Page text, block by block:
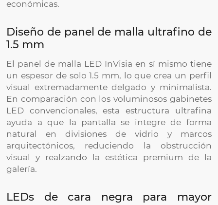
económicas.
Diseño de panel de malla ultrafino de
1.5 mm
El panel de malla LED InVisia en sí mismo tiene
un espesor de solo 1.5 mm, lo que crea un perfil
visual extremadamente delgado y minimalista.
En comparación con los voluminosos gabinetes
LED convencionales, esta estructura ultrafina
ayuda a que la pantalla se integre de forma
natural en divisiones de vidrio y marcos
arquitectónicos, reduciendo la obstrucción
visual y realzando la estética premium de la
galería.
LEDs de cara negra para mayor